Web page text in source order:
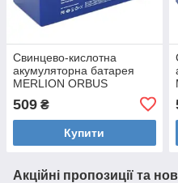
Свинцево-кислотна
акумуляторна батарея
MERLION ORBUS
509 ₴
Купити
Акційні пропозиції та